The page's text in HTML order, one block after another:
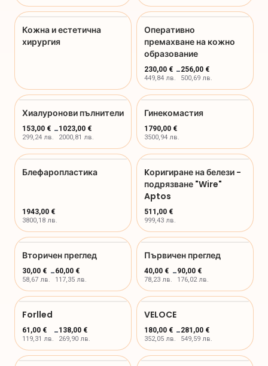
Кожна и естетична
хирургия
Оперативно
премахване на кожно
образование
230,00 €
449,84 лв.
-256,00 €
500,69 лв.
Хиалуронови пълнители
153,00 €
299,24 лв.
-1023,00 €
2000,81 лв.
Гинекомастия
1790,00 €
3500,94 лв.
Блефаропластика
1943,00 €
3800,18 лв.
Kоригиране на белези -
подрязване "Wire"
Aptos
511,00 €
999,43 лв.
Вторичен преглед
30,00 €
58,67 лв.
-60,00 €
117,35 лв.
Първичен преглед
40,00 €
78,23 лв.
-90,00 €
176,02 лв.
Forlled
61,00 €
119,31 лв.
-138,00 €
269,90 лв.
VELOCE
180,00 €
352,05 лв.
-281,00 €
549,59 лв.